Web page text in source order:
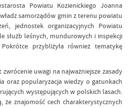
Powiatu Kozienickiego Joanna
samorządów gmin z terenu powiatu
jednostek organizacyjnych Powiatu
służb leśnych, mundurowych i inspekcji
przybliżyła również tematykę
zwrócenie uwagi na najważniejsze zasady
oraz popularyzacja wiedzy o gatunkach
występujących w polskich lasach.
że znajomość cech charakterystycznych